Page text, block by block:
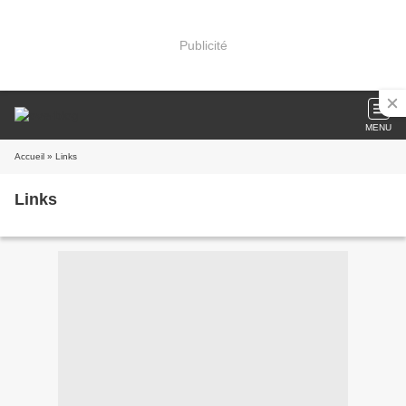
Publicité
MENU
Accueil » Links
Links